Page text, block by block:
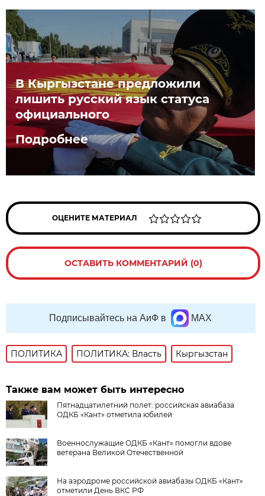
В Кыргызстане предложили
лишить русский язык статуса
официального
Подробнее
ОЦЕНИТЕ МАТЕРИАЛ
ОСТАВИТЬ КОММЕНТАРИЙ (0)
Подписывайтесь на АиФ в MAX
ПОЛИТИКА ПОЛИТИКА: Власть Кыргызстан
Также вам может быть интересно
Пятнадцатилетний полет: российская авиабаза
ОДКБ «Кант» отметила юбилей
Военнослужащие ОДКБ «Кант» помогли вдове
ветерана Великой Отечественной
На аэродроме российской авиабазы ОДКБ «Кант»
отметили День ВКС РФ